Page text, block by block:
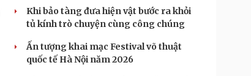
Khi bảo tàng đưa hiện vật bước ra khỏi
tủ kính trò chuyện cùng công chúng
Ấn tượng khai mạc Festival võ thuật
quốc tế Hà Nội năm 2026